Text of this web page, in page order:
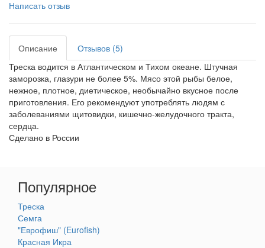
Написать отзыв
Описание
Отзывов (5)
Треска водится в Атлантическом и Тихом океане. Штучная
заморозка, глазури не более 5%. Мясо этой рыбы белое,
нежное, плотное, диетическое, необычайно вкусное после
приготовления. Его рекомендуют употреблять людям с
заболеваниями щитовидки, кишечно-желудочного тракта,
сердца.
Сделано в России
Популярное
Треска
Семга
"Еврофиш" (Eurofish)
Красная Икра